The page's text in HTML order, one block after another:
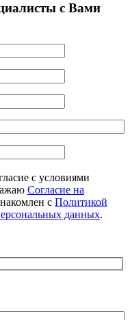
с Вами
с условиями
Согласие на
с Политикой
данных.